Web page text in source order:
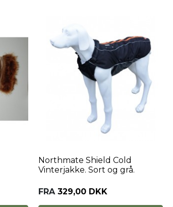
Northmate Shield Cold
Vinterjakke. Sort og grå.
FRA329,00 DKK